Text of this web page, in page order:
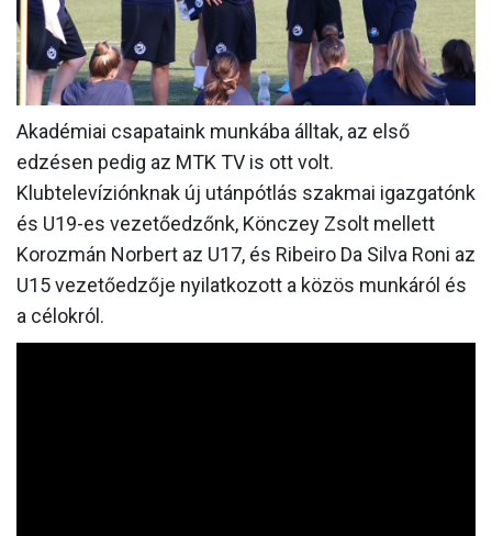
JELENTKEZÉS
KLUB
GALÉRIA
SZURKOLÓI ÉLMÉNYEK
SAJTÓ
Akadémiai csapataink munkába álltak, az első
edzésen pedig az MTK TV is ott volt.
Klubtelevíziónknak új utánpótlás szakmai igazgatónk
és U19-es vezetőedzőnk, Könczey Zsolt mellett
Korozmán Norbert az U17, és Ribeiro Da Silva Roni az
U15 vezetőedzője nyilatkozott a közös munkáról és
a célokról.